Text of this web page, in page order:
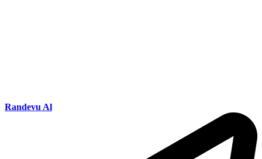
Randevu Al